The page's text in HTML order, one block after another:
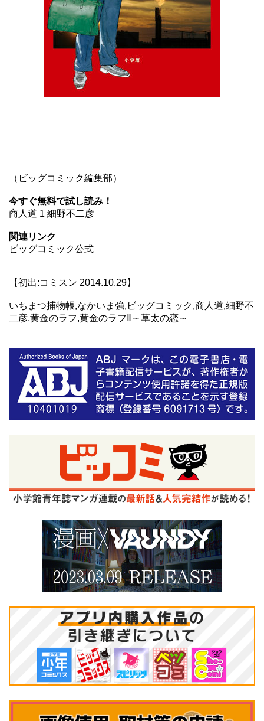
（ビッグコミック編集部）
今すぐ無料で試し読み！
商人道 1 細野不二彦
関連リンク
ビッグコミック公式
【初出:コミスン 2014.10.29】
いちまつ捕物帳,なかいま強,ビッグコミック,商人道,細野不
二彦,黄金のラフ,黄金のラフⅡ～草太の恋～